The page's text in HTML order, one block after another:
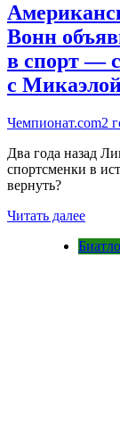
Вонн
в спорт —
с
Чемпионат.com2
Два года назад
спортсменки в
вернуть?
Читать далее